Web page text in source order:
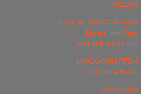
VIDEOS
Koestler MAICO Amerika
Maico Test Days
Roll Out Maico 685
MAICO-WIKIPEDIA
100 Jahre Maico
Motorcycles